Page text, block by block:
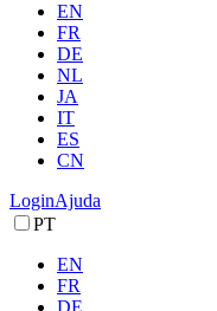
EN
FR
DE
NL
JA
IT
ES
CN
LoginAjuda
PT
EN
FR
DE